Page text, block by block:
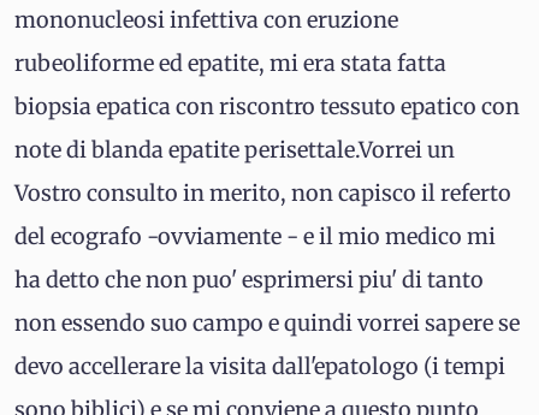
mononucleosi infettiva con eruzione
rubeoliforme ed epatite, mi era stata fatta
biopsia epatica con riscontro tessuto epatico con
note di blanda epatite perisettale.Vorrei un
Vostro consulto in merito, non capisco il referto
del ecografo -ovviamente - e il mio medico mi
ha detto che non puo' esprimersi piu' di tanto
non essendo suo campo e quindi vorrei sapere se
devo accellerare la visita dall'epatologo (i tempi